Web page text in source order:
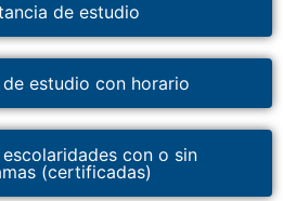
de estudio
estudio con horario
con o sin
(certificadas)